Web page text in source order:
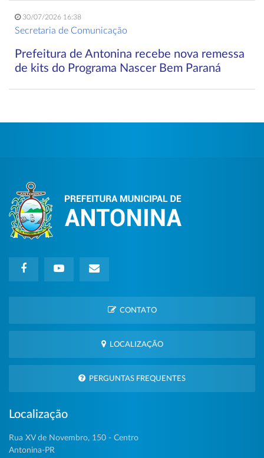
30/07/2026 16:38
Secretaria de Comunicação
Prefeitura de Antonina recebe nova remessa
de kits do Programa Nascer Bem Paraná
CONTATO
LOCALIZAÇÃO
PERGUNTAS FREQUENTES
Localização
Rua XV de Novembro, 150 - Centro
Antonina-PR